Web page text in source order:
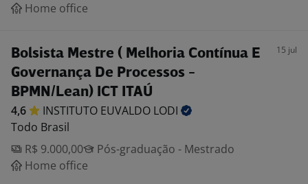
Home office
Bolsista Mestre ( Melhoria Contínua E
Governança De Processos -
BPMN/Lean) ICT ITAÚ
15 jul
4,6 INSTITUTO EUVALDO LODI
Todo Brasil
R$ 9.000,00
Pós-graduação - Mestrado
Home office